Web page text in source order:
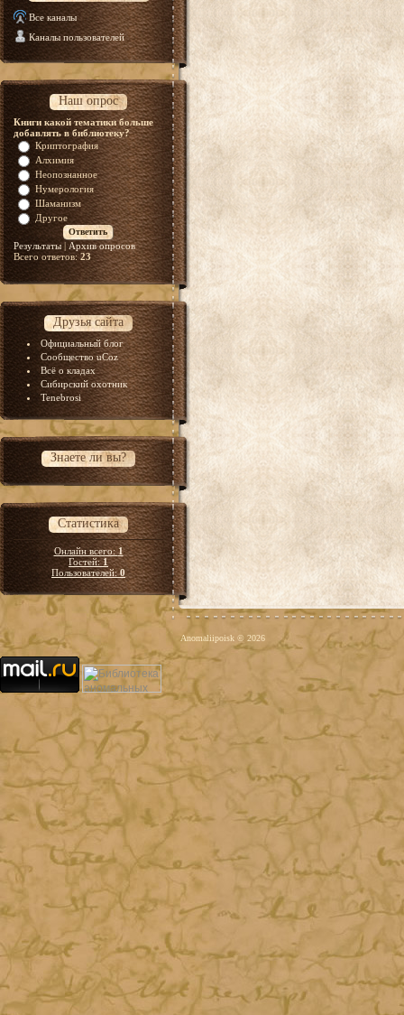
Все каналы
Каналы пользователей
Наш опрос
Книги какой тематики больше
добавлять в библиотеку?
Криптография
Алхимия
Неопознанное
Нумерология
Шаманизм
Другое
Результаты | Архив опросов
Всего ответов:23
Друзья сайта
Официальный блог
Сообщество uCoz
Всё о кладах
Сибирский охотник
Tenebrosi
Знаете ли вы?
Статистика
Онлайн всего:1
Гостей:1
Пользователей:0
Anomaliipoisk © 2026